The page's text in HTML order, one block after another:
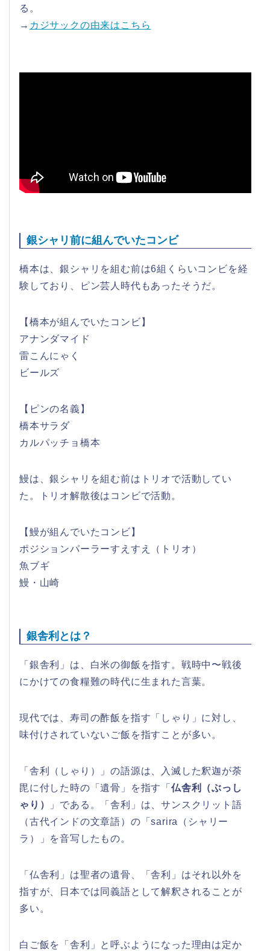
る。
→ カジサックの由来はこちら
銀シャリ前に組んでいたコンビ
橋本は、銀シャリを組む前は6組くらいコンビを経
験しており、ピン芸人時代もあったそうだ。
【橋本が組んでいたコンビ】
アナンダマイド
雷こんにゃく
ビールズ
【ピンの名義】
橋本サラダ
カルパッチョ橋本
鰻は、銀シャリを組む前はトリオで活動してい
た。トリオ解散後はコンビで活動。
【鰻が組んでいたコンビ】
ポジションパーラーすえすえ（トリオ）
魚ブギ
鰻・山崎
銀舎利とは？
「銀舎利」は、白米の御飯を指す。戦時中〜戦後
にかけての食糧難の時代に生まれた言葉。
現代では、寿司の酢飯を指す「しゃり」に対し、
味付けされていないご飯を指すことが多い。
「舎利（しゃり）」の語源は、入滅した釈迦が荼
毘に付した時の「遺骨」を指す「 仏舎利（ぶっし
ゃり）
」である。「舎利」は、サンスクリット語
（古代インドの文章語）の「sarira（シャリー
ラ）」を音写したもの。
「仏舎利」は聖者の遺骨、「舎利」はそれ以外を
指すが、日本では同義語として解釈されることが
多い。
白ご飯を「舎利」と呼ぶようになった理由は定か